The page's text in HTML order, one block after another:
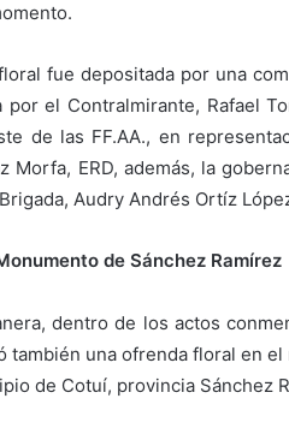
fue depositada por una
por el Contralmirante, Rafael
de las FF.AA., en
Morfa, ERD, además, la
Audry Andrés Ortíz
de Sánchez Ramírez
dentro de los actos
también una ofrenda floral en
de Cotuí, provincia Sánchez